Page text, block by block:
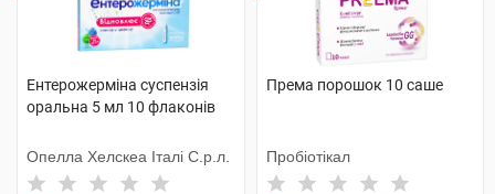
Ентерожерміна суспензія
оральна 5 мл 10 флаконів
Опелла Хелскеа Італі С.р.л.
Према порошок 10 саше
Пробіотікал